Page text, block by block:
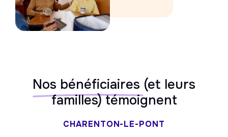
Nos bénéficiaires (et leurs
familles) témoignent
CHARENTON-LE-PONT